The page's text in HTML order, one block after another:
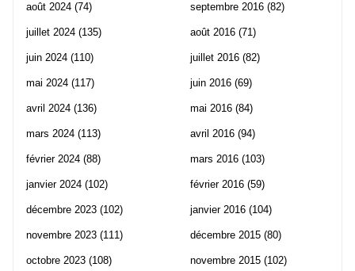
août 2024 (74)
juillet 2024 (135)
juin 2024 (110)
mai 2024 (117)
avril 2024 (136)
mars 2024 (113)
février 2024 (88)
janvier 2024 (102)
décembre 2023 (102)
novembre 2023 (111)
octobre 2023 (108)
septembre 2016 (82)
août 2016 (71)
juillet 2016 (82)
juin 2016 (69)
mai 2016 (84)
avril 2016 (94)
mars 2016 (103)
février 2016 (59)
janvier 2016 (104)
décembre 2015 (80)
novembre 2015 (102)